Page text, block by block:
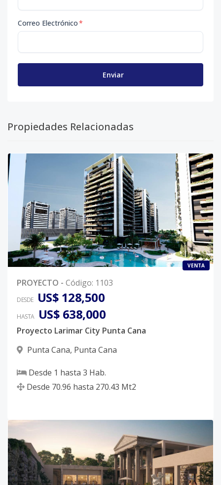
Correo Electrónico*
Enviar
Propiedades Relacionadas
VENTA
PROYECTO - Código: 1103
DESDE US$ 128,500
HASTA US$ 638,000
Proyecto Larimar City Punta Cana
Punta Cana, Punta Cana
Desde 1 hasta 3 Hab.
Desde 70.96 hasta 270.43 Mt2